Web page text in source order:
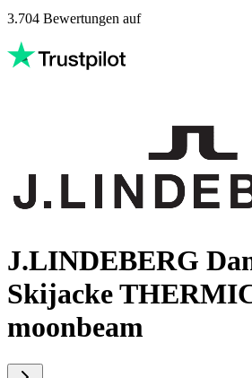
3.704 Bewertungen auf
J.LINDEBERG
Skijacke
moonbeam